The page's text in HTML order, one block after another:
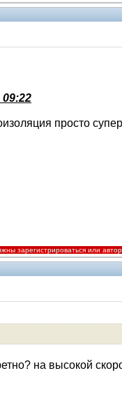
просто
зарегистрироваться или
на высокой